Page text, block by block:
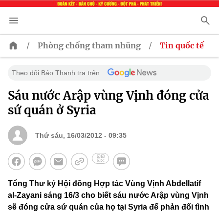
/ Phòng chống tham nhũng / Tin quốc tế
Theo dõi Báo Thanh tra trên
Sáu nước Arập vùng Vịnh đóng cửa
sứ quán ở Syria
Thứ sáu, 16/03/2012 - 09:35
Tổng Thư ký Hội đồng Hợp tác Vùng Vịnh Abdellatif
al-Zayani sáng 16/3 cho biết sáu nước Arập vùng Vịnh
sẽ đóng cửa sứ quán của họ tại Syria để phản đối tình